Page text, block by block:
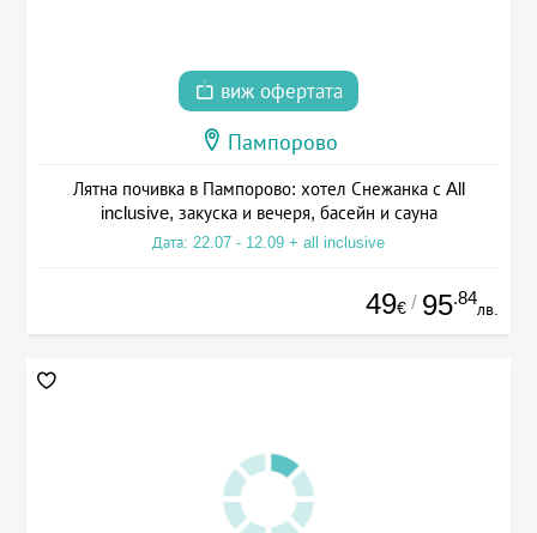
виж офертата
Пампорово
Лятна почивка в Пампорово: хотел Снежанка с All
inclusive, закуска и вечеря, басейн и сауна
Дата: 22.07 - 12.09 + all inclusive
49€ / 95.84
лв.